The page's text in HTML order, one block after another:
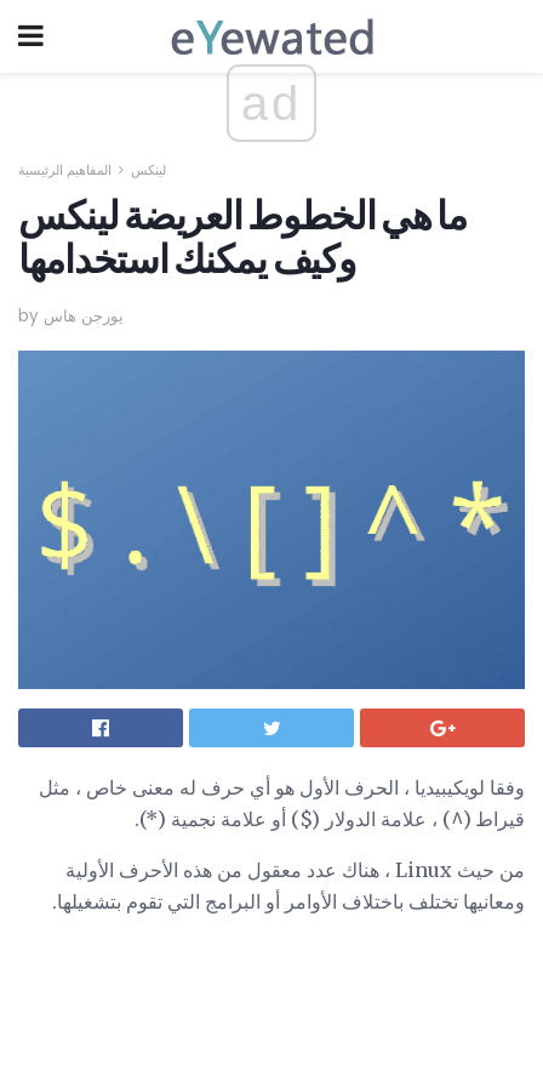
ad
لينكس المفاهيم الرئيسية
ما هي الخطوط العريضة لينكس
وكيف يمكنك استخدامها
by يورجن هاس
وفقا لويكيبيديا ، الحرف الأول هو أي حرف له معنى خاص ، مثل
قيراط (^) ، علامة الدولار ($) أو علامة نجمية (*).
من حيث Linux ، هناك عدد معقول من هذه الأحرف الأولية
ومعانيها تختلف باختلاف الأوامر أو البرامج التي تقوم بتشغيلها.